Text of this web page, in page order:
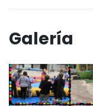
Galería